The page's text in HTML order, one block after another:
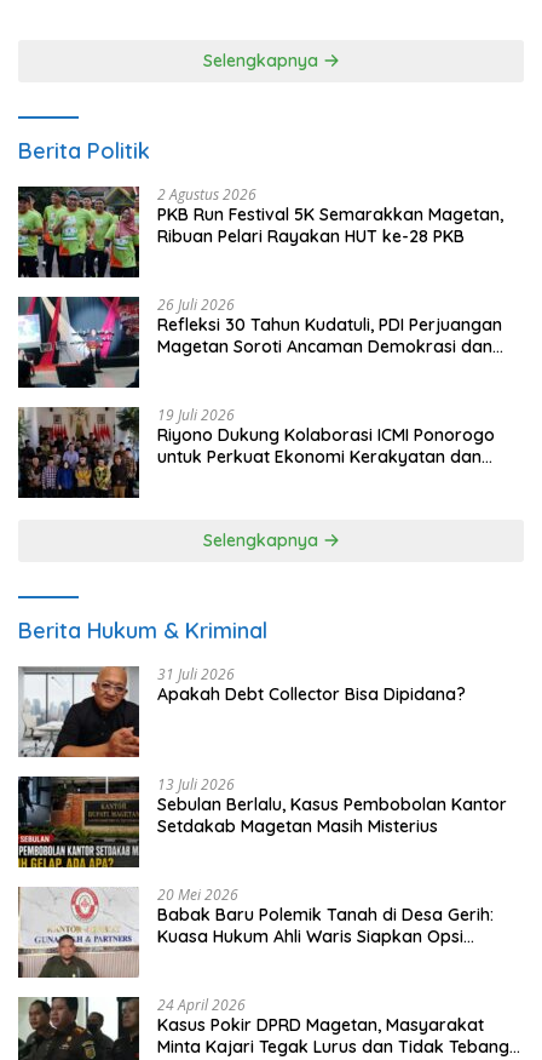
Selengkapnya
Berita Politik
2 Agustus 2026
PKB Run Festival 5K Semarakkan Magetan,
Ribuan Pelari Rayakan HUT ke-28 PKB
26 Juli 2026
Refleksi 30 Tahun Kudatuli, PDI Perjuangan
Magetan Soroti Ancaman Demokrasi dan
19 Juli 2026
Riyono Dukung Kolaborasi ICMI Ponorogo
untuk Perkuat Ekonomi Kerakyatan dan
Selengkapnya
Berita Hukum & Kriminal
31 Juli 2026
Apakah Debt Collector Bisa Dipidana?
13 Juli 2026
Sebulan Berlalu, Kasus Pembobolan Kantor
Setdakab Magetan Masih Misterius
20 Mei 2026
Babak Baru Polemik Tanah di Desa Gerih:
Kuasa Hukum Ahli Waris Siapkan Opsi
24 April 2026
Kasus Pokir DPRD Magetan, Masyarakat
Minta Kajari Tegak Lurus dan Tidak Tebang